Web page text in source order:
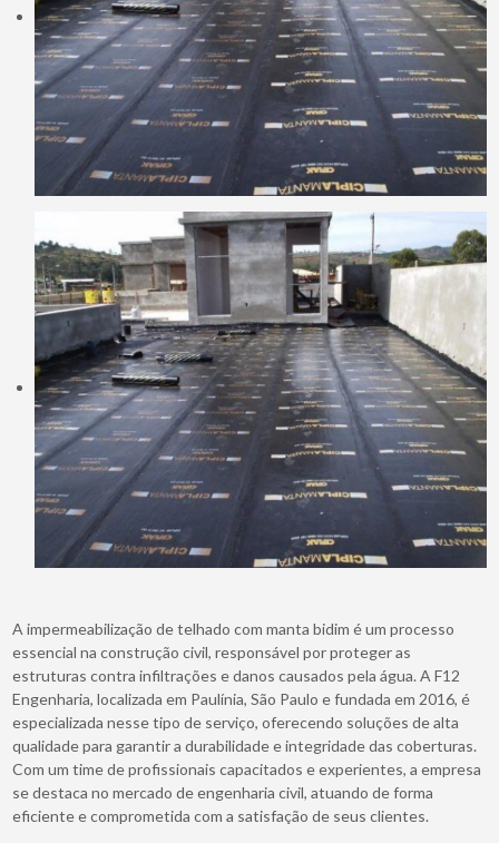
A impermeabilização de telhado com manta bidim é um processo
essencial na construção civil, responsável por proteger as
estruturas contra infiltrações e danos causados pela água. A F12
Engenharia, localizada em Paulínia, São Paulo e fundada em 2016, é
especializada nesse tipo de serviço, oferecendo soluções de alta
qualidade para garantir a durabilidade e integridade das coberturas.
Com um time de profissionais capacitados e experientes, a empresa
se destaca no mercado de engenharia civil, atuando de forma
eficiente e comprometida com a satisfação de seus clientes.